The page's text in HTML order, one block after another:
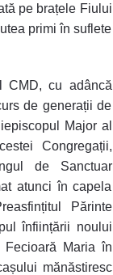
pe brațele Fiului
primi în suflete
CMD, cu adâncă
de generații de
Major al
Congregații,
de Sanctuar
atunci în capela
Părinte
înființării noului
Fecioară Maria în
mănăstiresc